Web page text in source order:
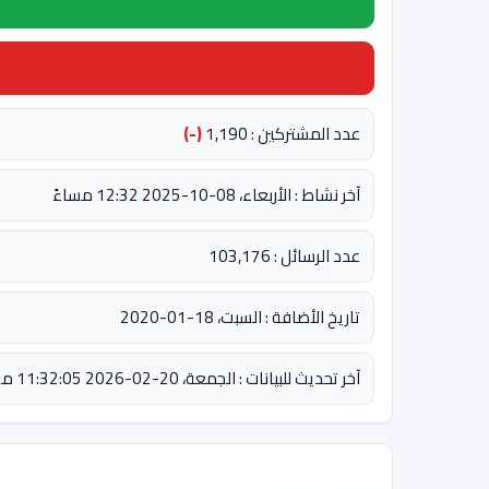
عدد المشتركين : 1,190
(-)
آخر نشاط : الأربعاء، 08-10-2025 12:32 مساءً
عدد الرسائل : 103,176
تاريخ الأضافة : السبت، 18-01-2020
آخر تحديث للبيانات : الجمعة، 20-02-2026 11:32:05 مساءً